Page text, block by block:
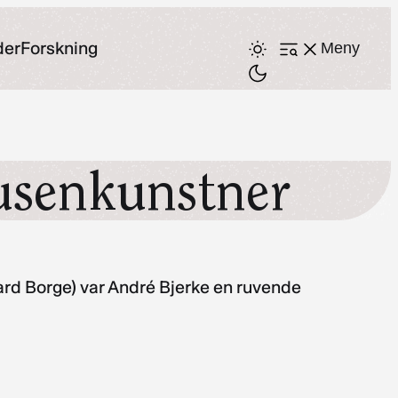
Forskning Meny
Åpne
Borge) var André Bjerke en ruvende